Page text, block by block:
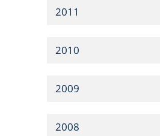
2011
2010
2009
2008